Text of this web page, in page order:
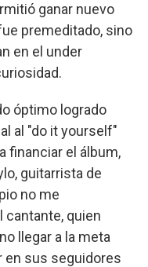
ganar nuevo
premeditado, sino
en el under
óptimo logrado
al "do it yourself"
financiar el álbum,
guitarrista de
no me
cantante, quien
llegar a la meta
en sus seguidores